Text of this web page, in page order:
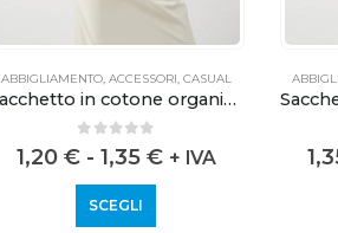
ABBIGLIAMENTO, ACCESSORI CASUAL
Sacchetto in cotone organico XS
0 out of 5
1,20 € - 1,35 € + IVA
SCEGLI